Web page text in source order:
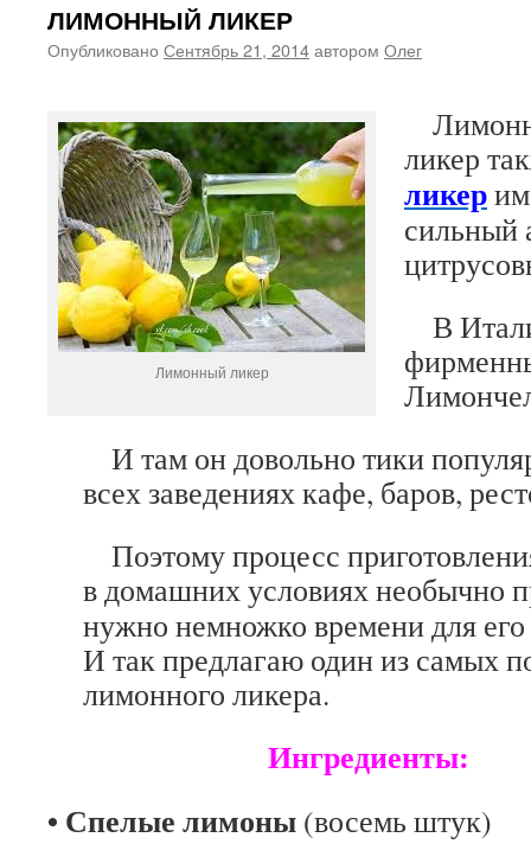
ЛИМОННЫЙ ЛИКЕР
Опубликовано Сентябрь 21, 2014автором Олег
Лимонный ликер
ликер
ликер
сильный
В
И там он довольно тики
всех заведениях кафе, баров,
Поэтому процесс
в домашних условияхнеобычно
нужно немножко времени для
И так предлагаю один из самых
лимонного ликера.
Ингредиенты:
• Спелые лимоны (восемь штук)